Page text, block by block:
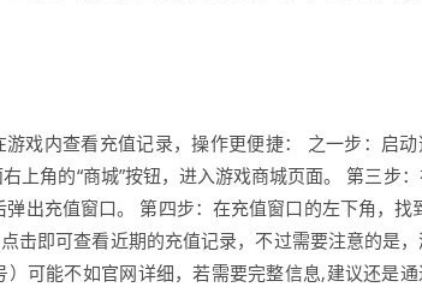
戏内查看充值记录，操作更便捷： 之一步：启动
上角的“商城”按钮，进入游戏商城页面。 第三步
出充值窗口。 第四步：在充值窗口的左下角，找
击即可查看近期的充值记录，不过需要注意的是
可能不如官网详细，若需要完整信息,建议还是